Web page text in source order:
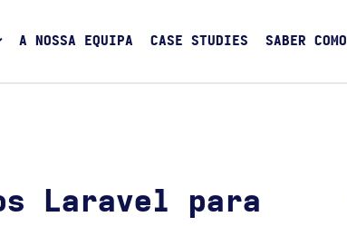
A NOSSA EQUIPA CASE STUDIES SABER COMO
Laravel para